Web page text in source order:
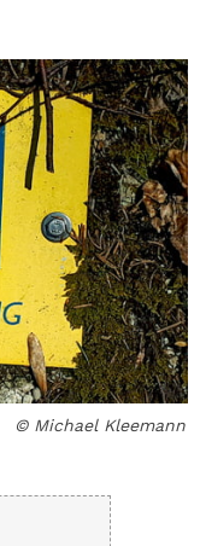
© Michael Kleemann